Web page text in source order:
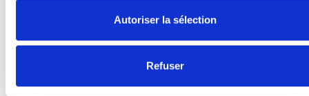
Autoriser la sélection
Refuser
Sécurité Égale